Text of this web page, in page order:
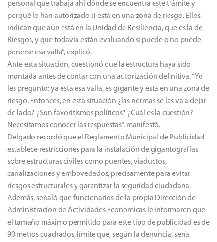
personal que trabaja ahí dónde se encuentra este trámite y
porqué lo han autorizado si está en una zona de riesgo. Ellos
indican que aún está en la Unidad de Resiliencia, que es la de
Riesgos, y que todavía están evaluando si puede o no puede
ponerse esa valla”, explicó.
Ante esta situación, cuestionó que la estructura haya sido
montada antes de contar con una autorización definitiva. “Yo
les pregunto: ya está esa valla, es gigante y está en una zona de
riesgo. Entonces, en esta situación ¿las normas se las va a dejar
de lado? ¿Son favoritismos políticos? ¿Cuál es la cuestión?
Necesitamos conocer las respuestas”, manifestó.
Delgado recordó que el Reglamento Municipal de Publicidad
establece restricciones para la instalación de gigantografías
sobre estructuras civiles como puentes, viaductos,
canalizaciones y embovedados, precisamente para evitar
riesgos estructurales y garantizar la seguridad ciudadana.
Además, señaló que funcionarios de la propia Dirección de
Administración de Actividades Económicas le informaron que
el tamaño máximo permitido para este tipo de publicidad es de
90 metros cuadrados, límite que, según la denuncia, sería